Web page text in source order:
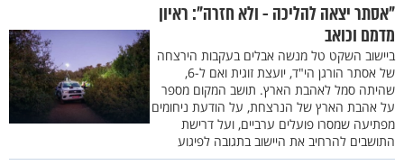
"אסתר יצאה להליכה - ולא חזרה": ראיון
מדמם וכואב
ביישוב השקט טל מנשה אבלים בעקבות הירצחה
של אסתר הורגן הי"ד, יועצת זוגית ואם ל-6,
שהיתה סמל לאהבת הארץ. תושב המקום מספר
על אהבת הארץ של הנרצחת, על הודעת ניחומים
מפתיעה שמסרו פועלים ערביים, ועל דרישת
התושבים להרחיב את היישוב בתגובה לפיגוע